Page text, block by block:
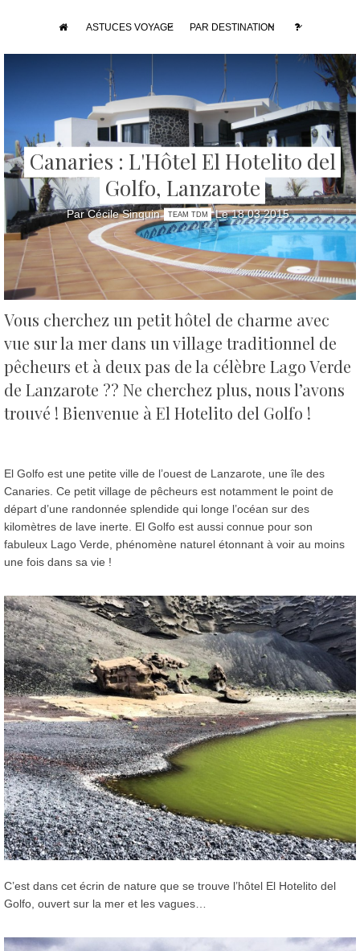
ASTUCES VOYAGE PAR DESTINATION
Canaries : L'Hôtel El Hotelito del
Golfo, Lanzarote
Par Cécile Sinquin TEAM TDM Le 18 03 2015
Vous cherchez un petit hôtel de charme avec
vue sur la mer dans un village traditionnel de
pêcheurs et à deux pas de la célèbre Lago Verde
de Lanzarote ?? Ne cherchez plus, nous l’avons
trouvé ! Bienvenue à El Hotelito del Golfo !
El Golfo est une petite ville de l’ouest de Lanzarote, une île des
Canaries. Ce petit village de pêcheurs est notamment le point de
départ d’une randonnée splendide qui longe l’océan sur des
kilomètres de lave inerte. El Golfo est aussi connue pour son
fabuleux Lago Verde, phénomène naturel étonnant à voir au moins
une fois dans sa vie !
C’est dans cet écrin de nature que se trouve l’hôtel El Hotelito del
Golfo, ouvert sur la mer et les vagues…